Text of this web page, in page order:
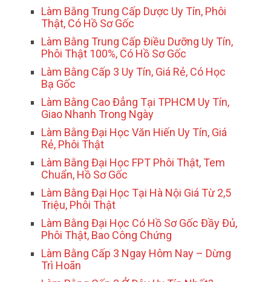
Làm Bằng Trung Cấp Dược Uy Tín, Phôi
Thật, Có Hồ Sơ Gốc
Làm Bằng Trung Cấp Điều Dưỡng Uy Tín,
Phôi Thật 100%, Có Hồ Sơ Gốc
Làm Bằng Cấp 3 Uy Tín, Giá Rẻ, Có Học
Bạ Gốc
Làm Bằng Cao Đẳng Tại TPHCM Uy Tín,
Giao Nhanh Trong Ngày
Làm Bằng Đại Học Văn Hiến Uy Tín, Giá
Rẻ, Phôi Thật
Làm Bằng Đại Học FPT Phôi Thật, Tem
Chuẩn, Hồ Sơ Gốc
Làm Bằng Đại Học Tại Hà Nội Giá Từ 2,5
Triệu, Phôi Thật
Làm Bằng Đại Học Có Hồ Sơ Gốc Đầy Đủ,
Phôi Thật, Bao Công Chứng
Làm Bằng Cấp 3 Ngay Hôm Nay – Dừng
Trì Hoãn